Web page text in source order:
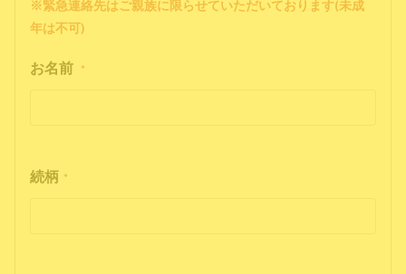
※緊急連絡先はご親族に限らせていただいております(未成
年は不可)
お名前 *
続柄 *